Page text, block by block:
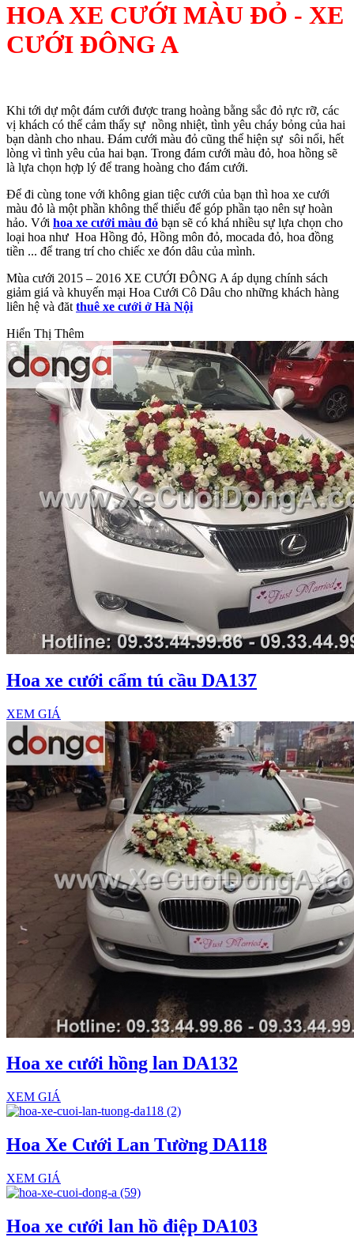
HOA XE CƯỚI MÀU ĐỎ - XE
CƯỚI ĐÔNG A
Khi tới dự một đám cưới được trang hoàng bằng sắc đỏ rực rỡ, các
vị khách có thể cảm thấy sự nồng nhiệt, tình yêu cháy bỏng của hai
bạn dành cho nhau. Đám cưới màu đỏ cũng thể hiện sự sôi nổi, hết
lòng vì tình yêu của hai bạn. Trong đám cưới màu đỏ, hoa hồng sẽ
là lựa chọn hợp lý để trang hoàng cho đám cưới.
Để đi cùng tone với không gian tiệc cưới của bạn thì hoa xe cưới
màu đỏ là một phần không thể thiếu để góp phần tạo nên sự hoàn
hảo. Với hoa xe cưới màu đỏ bạn sẽ có khá nhiều sự lựa chọn cho
loại hoa như Hoa Hồng đỏ, Hồng môn đỏ, mocada đỏ, hoa đồng
tiền ... để trang trí cho chiếc xe đón dâu của mình.
Mùa cưới 2015 – 2016 XE CƯỚI ĐÔNG A áp dụng chính sách
giảm giá và khuyến mại Hoa Cưới Cô Dâu cho những khách hàng
liên hệ và đăt thuê xe cưới ở Hà Nội
Hiển Thị Thêm
Hoa xe cưới cẩm tú cầu DA137
XEM GIÁ
Hoa xe cưới hồng lan DA132
XEM GIÁ
Hoa Xe Cưới Lan Tường DA118
XEM GIÁ
Hoa xe cưới lan hồ điệp DA103